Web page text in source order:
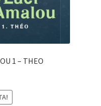
1 – THEO